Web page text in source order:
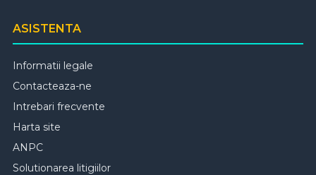
ASISTENTA
Informatii legale
Contacteaza-ne
Intrebari frecvente
Harta site
ANPC
Solutionarea litigiilor